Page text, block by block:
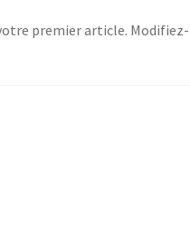
premier article.